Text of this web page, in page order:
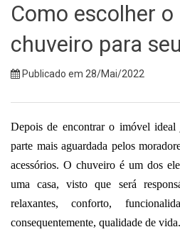
Como escolher
chuveiro para
Publicado em 28/Mai/2022
Depois de encontrar o imóvel
parte mais aguardada pelos
acessórios. O chuveiro é um dos
uma casa, visto que será
relaxantes, conforto,
consequentemente, qualidade de vida.